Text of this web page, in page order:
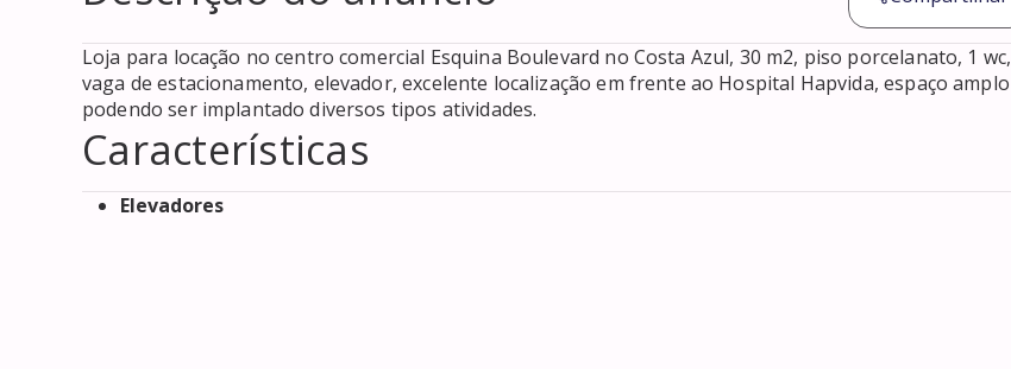
Loja para locação no centro comercial Esquina Boulevard no Costa Azul, 30 m2, piso porcelanato, 1 wc,
vaga de estacionamento, elevador, excelente localização em frente ao Hospital Hapvida, espaço amplo
podendo ser implantado diversos tipos atividades.
Características
Elevadores